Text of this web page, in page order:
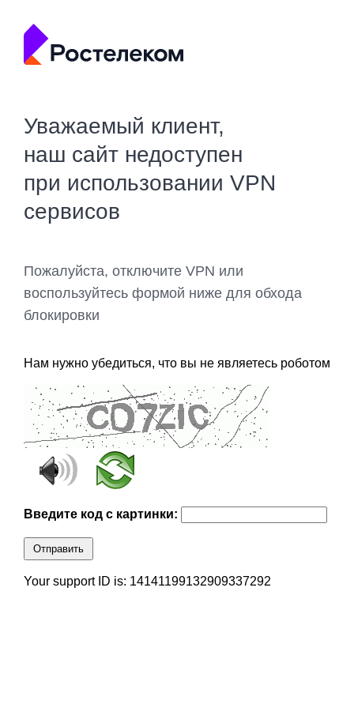
Уважаемый клиент,
наш сайт недоступен
при использовании VPN
сервисов
Пожалуйста, отключите VPN или
воспользуйтесь формой ниже для обхода
блокировки
Нам нужно убедиться, что вы не являетесь роботом
Введите код с картинки:
Отправить
Your support ID is: 14141199132909337292